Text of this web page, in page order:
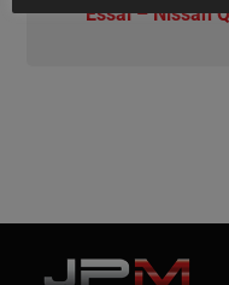
Essai – Nissan